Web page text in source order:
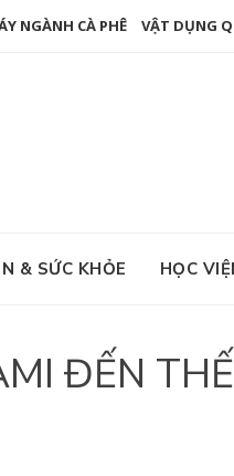
NGÀNH CÀ PHÊ VẬT DỤNG
& SỨC KHỎE HỌC
ĐẾN